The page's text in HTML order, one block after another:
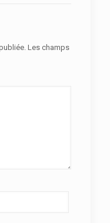
Les champs